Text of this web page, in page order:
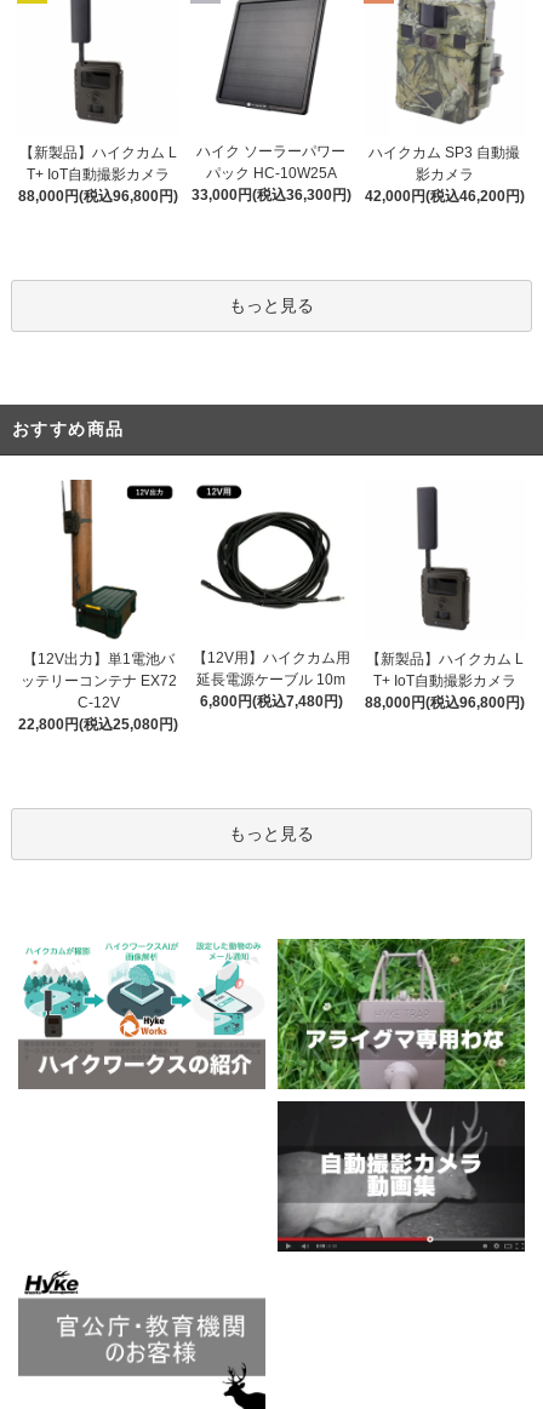
【新製品】ハイクカム L
T+ IoT自動撮影カメラ
88,000円(税込96,800円)
ハイク ソーラーパワー
パック HC-10W25A
33,000円(税込36,300円)
ハイクカム SP3 自動撮
影カメラ
42,000円(税込46,200円)
もっと見る
おすすめ商品
【12V出力】単1電池バ
ッテリーコンテナ EX72
C-12V
22,800円(税込25,080円)
【12V用】ハイクカム用
延長電源ケーブル 10m
6,800円(税込7,480円)
【新製品】ハイクカム L
T+ IoT自動撮影カメラ
88,000円(税込96,800円)
もっと見る